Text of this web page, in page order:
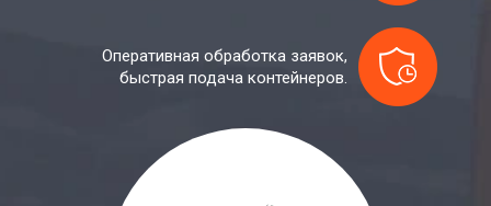
Оперативная обработка заявок,
быстрая подача контейнеров.